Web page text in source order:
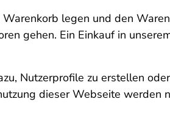
legen und den
gehen. Ein Einkauf in
Nutzerprofile zu erstellen
dieser Webseite werden